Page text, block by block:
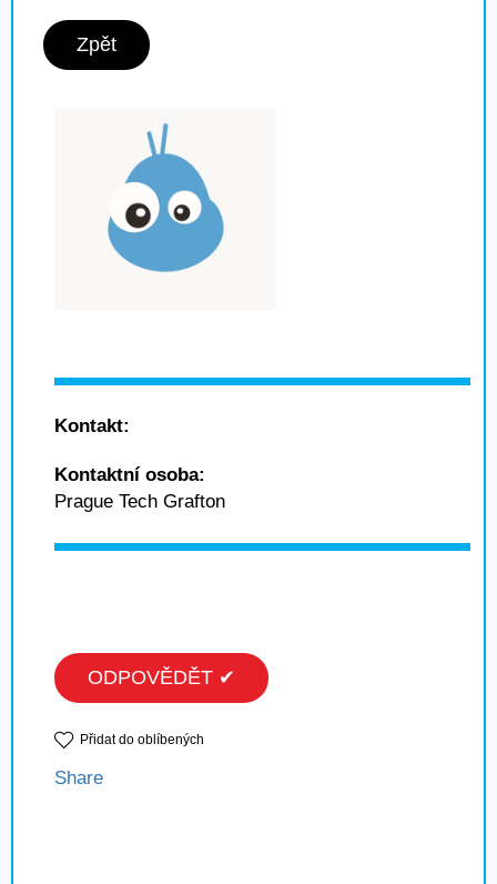
Zpět
Kontakt:
Kontaktní osoba:
Prague Tech Grafton
ODPOVĚDĚT ✔
Přidat do oblíbených
Share